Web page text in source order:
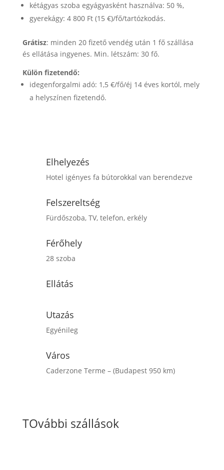
kétágyas szoba egyágyasként használva: 50 %,
gyerekágy: 4 800 Ft (15 €)/fő/tartózkodás.
Grátisz: minden 20 fizető vendég után 1 fő szállása
és ellátása ingyenes. Min. létszám: 30 fő.
Külön fizetendő:
idegenforgalmi adó: 1,5 €/fő/éj 14 éves kortól, mely
a helyszínen fizetendő.
Elhelyezés
Hotel igényes fa bútorokkal van berendezve
Felszereltség
Fürdőszoba, TV, telefon, erkély
Férőhely
28 szoba
Ellátás
Utazás
Egyénileg
Város
Caderzone Terme – (Budapest 950 km)
TOvábbi szállások